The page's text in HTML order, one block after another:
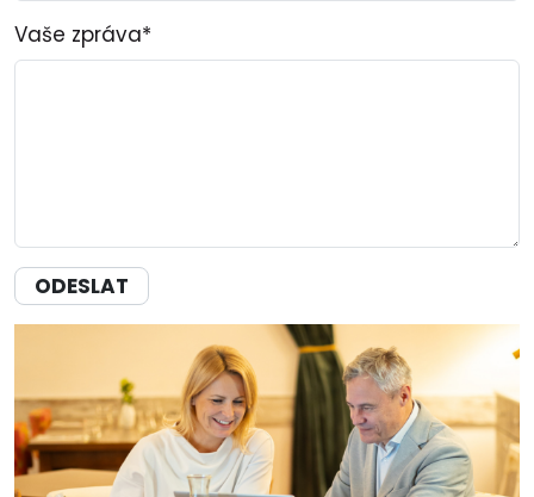
Vaše zpráva*